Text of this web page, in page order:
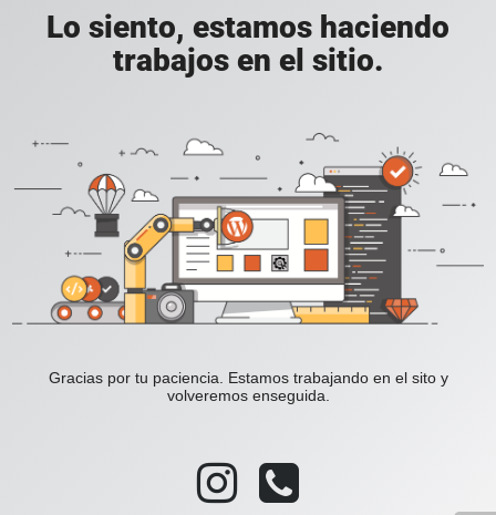
Lo siento, estamos haciendo
trabajos en el sitio.
Gracias por tu paciencia. Estamos trabajando en el sito y
volveremos enseguida.